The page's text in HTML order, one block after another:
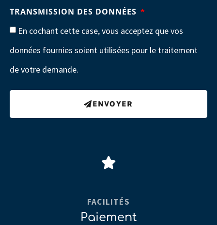
TRANSMISSION DES DONNÉES
En cochant cette case, vous acceptez que vos
données fournies soient utilisées pour le traitement
de votre demande.
ENVOYER
FACILITÉS
Paiement